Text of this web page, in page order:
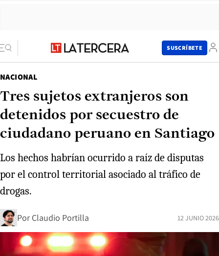
SUSCRÍBETE
NACIONAL
Tres sujetos extranjeros son
detenidos por secuestro de
ciudadano peruano en Santiago
Los hechos habrían ocurrido a raíz de disputas
por el control territorial asociado al tráfico de
drogas.
Por Claudio Portilla 12 JUNIO 2026